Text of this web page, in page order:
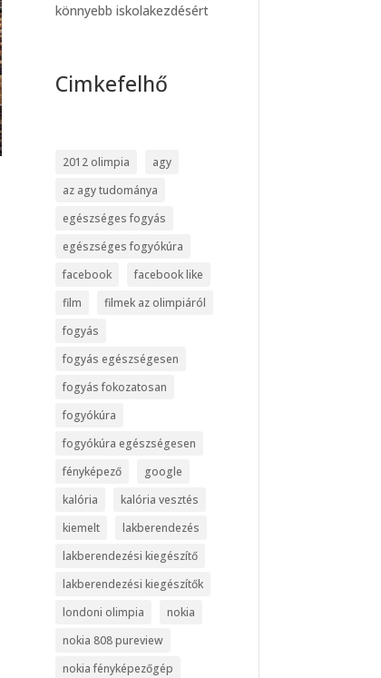
könnyebb iskolakezdésért
Cimkefelhő
2012 olimpia
agy
az agy tudománya
egészséges fogyás
egészséges fogyókúra
facebook
facebook like
film
filmek az olimpiáról
fogyás
fogyás egészségesen
fogyás fokozatosan
fogyókúra
fogyókúra egészségesen
fényképező
google
kalória
kalória vesztés
kiemelt
lakberendezés
lakberendezési kiegészítő
lakberendezési kiegészítők
londoni olimpia
nokia
nokia 808 pureview
nokia fényképezőgép